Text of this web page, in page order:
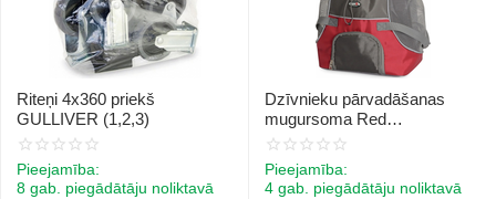
Riteņi 4x360 priekš
GULLIVER (1,2,3)
Pieejamība:
8 gab. piegādātāju noliktavā
Dzīvnieku pārvadāšanas
mugursoma Red
30x20x43cm
Pieejamība:
4 gab. piegādātāju noliktavā